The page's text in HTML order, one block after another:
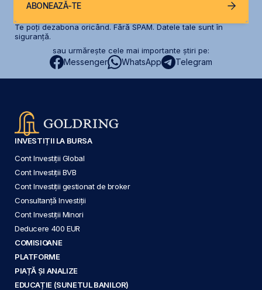
ABONEAZĂ-TE
Te poți dezabona oricând. Fără SPAM. Datele tale sunt în
siguranță.
sau urmărește cele mai importante știri pe:
Messenger WhatsApp Telegram
INVESTIȚII LA BURSA
Cont Investiții Global
Cont Investiții BVB
Cont Investiții gestionat de broker
Consultanță Investiții
Cont Investiții Minori
Deducere 400 EUR
COMISIOANE
PLATFORME
PIAȚĂ ȘI ANALIZE
EDUCAȚIE (SUNETUL BANILOR)